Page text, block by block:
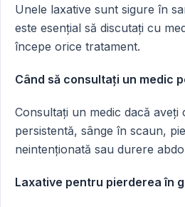
Unele laxative sunt sigure în
este esențial să discutați cu
începe orice tratament.
Când să consultați un medic
Consultați un medic dacă aveți
persistentă, sânge în scaun,
neintenționată sau durere
Laxative pentru pierderea în